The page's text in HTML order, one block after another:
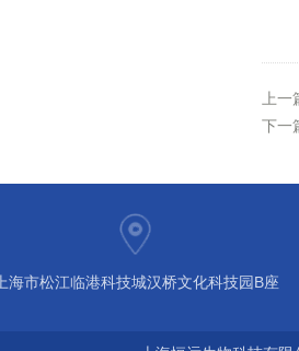
上一
下一
上海市松江临港科技城汉桥文化科技园B座